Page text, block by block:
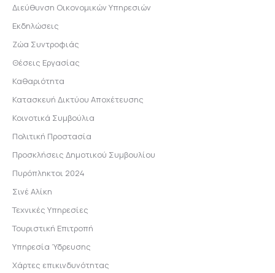
Διεύθυνση Οικονομικών Υπηρεσιών
Εκδηλώσεις
Ζώα Συντροφιάς
Θέσεις Εργασίας
Καθαριότητα
Κατασκευή Δικτύου Αποχέτευσης
Κοινοτικά Συμβούλια
Πολιτική Προστασία
Προσκλήσεις Δημοτικού Συμβουλίου
Πυρόπληκτοι 2024
Σινέ Αλίκη
Τεχνικές Υπηρεσίες
Τουριστική Επιτροπή
Υπηρεσία Ύδρευσης
Χάρτες επικινδυνότητας